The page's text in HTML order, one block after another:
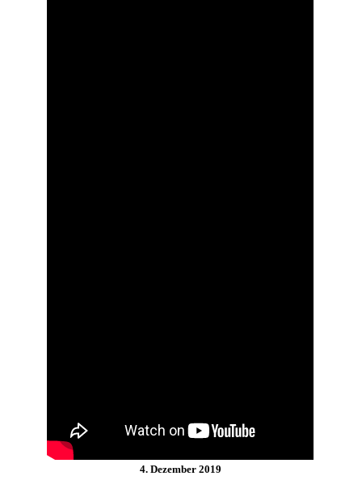
4. Dezember 2019